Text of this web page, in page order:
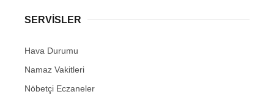
SERVİSLER
Hava Durumu
Namaz Vakitleri
Nöbetçi Eczaneler